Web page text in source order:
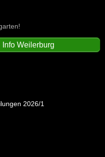
Info Weilerburg